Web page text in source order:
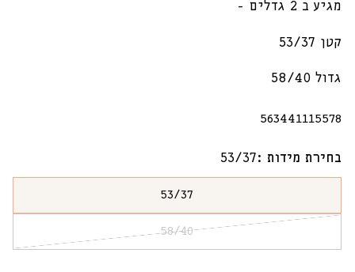
מגיע ב 2 גדלים -
קטן 53/37
גדול 58/40
מק"ט:
563441115578
בחירת מידות : 53/37
53/37
או
58/40